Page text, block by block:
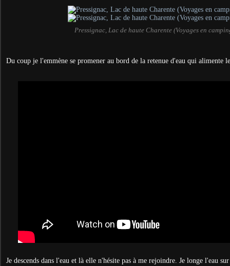
Pressignac, Lac de haute Charente (Voyages en
Du coup je l'emmène se promener au bord de la retenue d'eau qui alimente
Je descends dans l'eau et là elle n'hésite pas à me rejoindre. Je longe l'eau